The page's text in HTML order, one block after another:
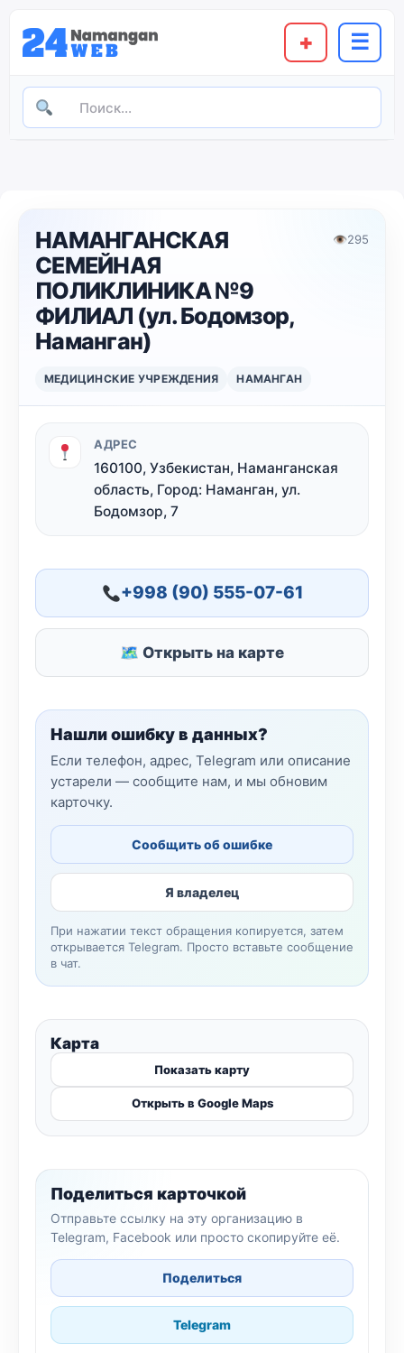
+ ☰
НАМАНГАНСКАЯ
СЕМЕЙНАЯ
ПОЛИКЛИНИКА №9
ФИЛИАЛ (ул. Бодомзор,
Наманган)
👁295
МЕДИЦИНСКИЕ УЧРЕЖДЕНИЯ НАМАНГАН
АДРЕС
160100, Узбекистан, Наманганская
область, Город: Наманган, ул.
Бодомзор, 7
+998 (90) 555-07-61
🗺 Открыть на карте
Нашли ошибку в данных?
Если телефон, адрес, Telegram или описание
устарели — сообщите нам, и мы обновим
карточку.
Сообщить об ошибке
Я владелец
При нажатии текст обращения копируется, затем
открывается Telegram. Просто вставьте сообщение
в чат.
Карта
Показать карту
Открыть в Google Maps
Поделиться карточкой
Отправьте ссылку на эту организацию в
Telegram, Facebook или просто скопируйте её.
Поделиться
Telegram